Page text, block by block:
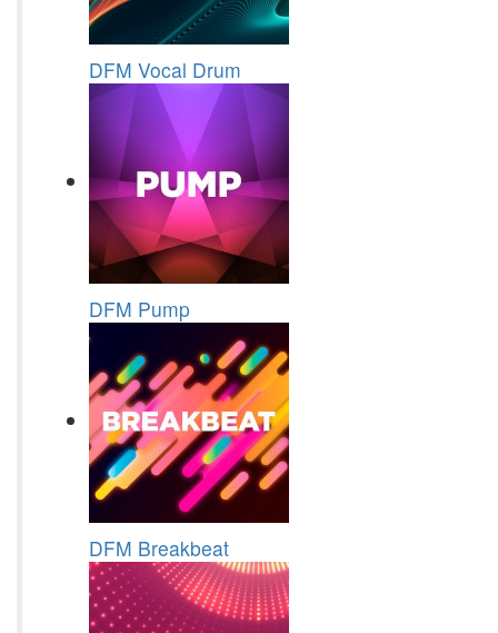
DFM Vocal Drum
DFM Pump
DFM Breakbeat